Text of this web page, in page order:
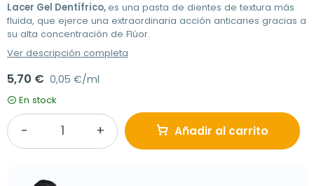
Lacer Gel Dentífrico,es una pasta de dientes de textura más
fluida, que ejerce una extraordinaria acción anticaries gracias a
su alta concentración de Flúor.
Ver descripción completa
5,70 € 0,05 €/ml
En stock
Añadir al carrito